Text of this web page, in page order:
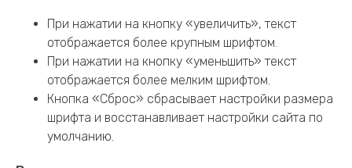
При нажатии на кнопку «увеличить», текст
отображается более крупным шрифтом.
При нажатии на кнопку «уменьшить» текст
отображается более мелким шрифтом.
Кнопка «Сброс» сбрасывает настройки размера
шрифта и восстанавливает настройки сайта по
умолчанию.